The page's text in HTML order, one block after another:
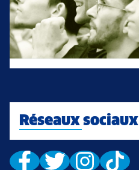
Réseaux sociaux